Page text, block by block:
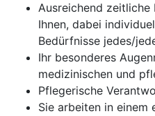
Ausreichend zeitliche
Ihnen, dabei
Bedürfnisse jedes/
Ihr besonderes
medizinischen und
Pflegerische
Sie arbeiten in einem